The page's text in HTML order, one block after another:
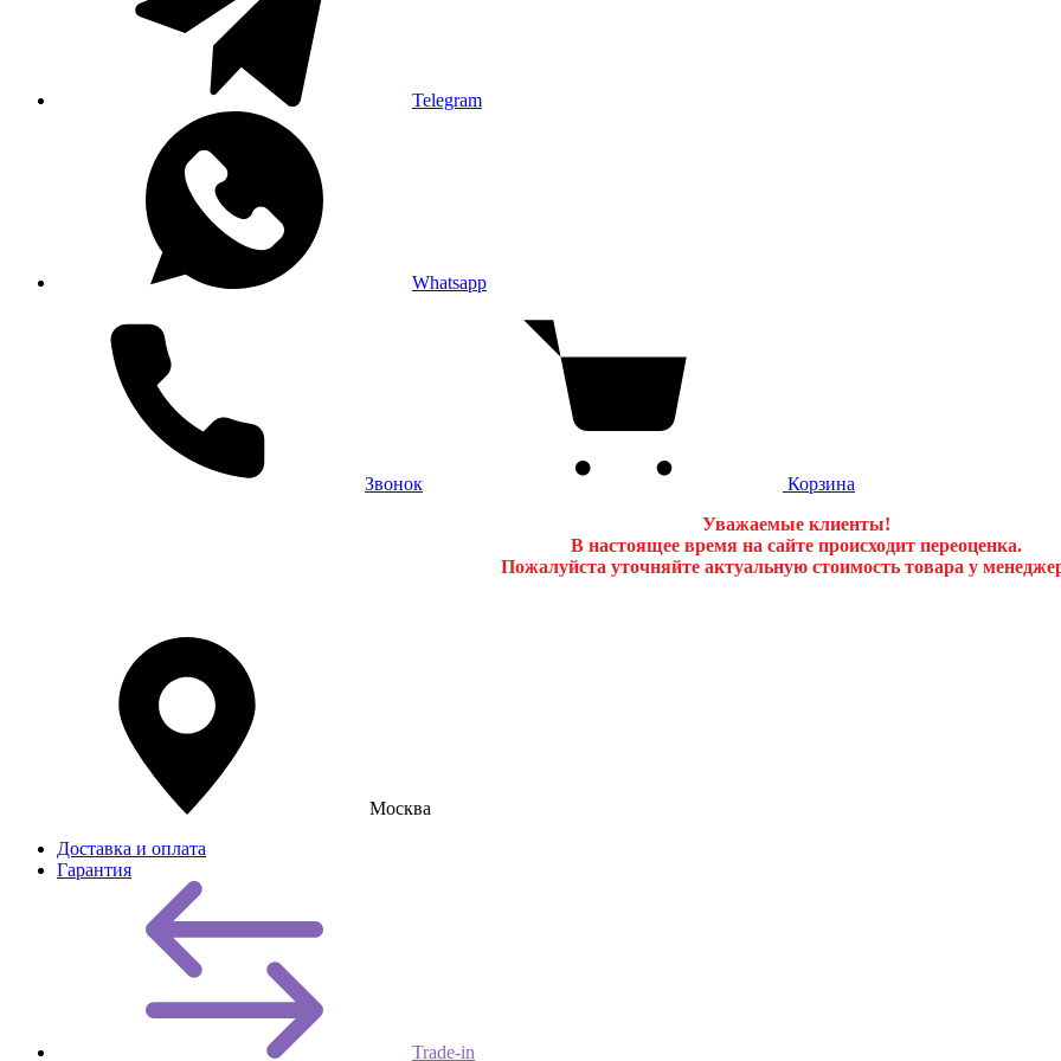
Telegram
Whatsapp
Звонок
Корзина
Уважаемые клиенты!
В настоящее время на сайте происходит переоценка.
Пожалуйста уточняйте актуальную стоимость товара у
Москва
Доставка и оплата
Гарантия
Trade-in